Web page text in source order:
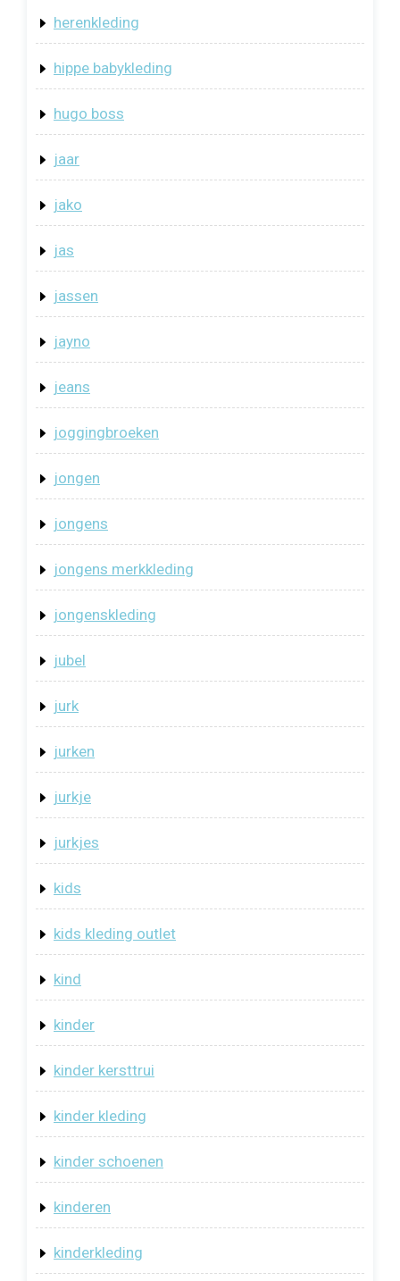
herenkleding
hippe babykleding
hugo boss
jaar
jako
jas
jassen
jayno
jeans
joggingbroeken
jongen
jongens
jongens merkkleding
jongenskleding
jubel
jurk
jurken
jurkje
jurkjes
kids
kids kleding outlet
kind
kinder
kinder kersttrui
kinder kleding
kinder schoenen
kinderen
kinderkleding